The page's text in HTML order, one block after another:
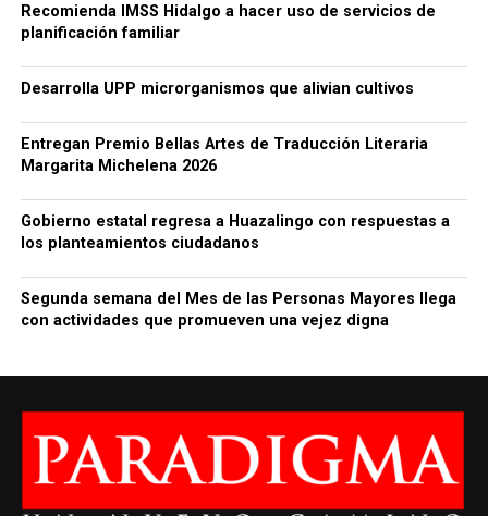
Recomienda IMSS Hidalgo a hacer uso de servicios de
planificación familiar
Desarrolla UPP microrganismos que alivian cultivos
Entregan Premio Bellas Artes de Traducción Literaria
Margarita Michelena 2026
Gobierno estatal regresa a Huazalingo con respuestas a
los planteamientos ciudadanos
Segunda semana del Mes de las Personas Mayores llega
con actividades que promueven una vejez digna